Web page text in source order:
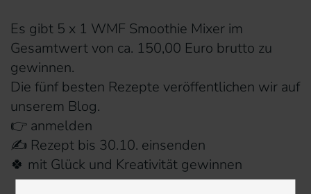
Es gibt 5 x 1 WMF Smoothie Mixer im
Gesamtwert von ca. 150,00 Euro brutto zu
gewinnen.
Die fünf besten Rezepte veröffentlichen wir auf
unserem Blog.
👉 anmelden
✍ Rezept bis 30.10. einsenden
🍀 mit Glück und Kreativität gewinnen